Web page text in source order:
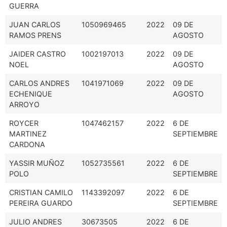
GUERRA
JUAN CARLOS
RAMOS PRENS
1050969465 2022
09 DE
AGOSTO
JAIDER CASTRO
NOEL
1002197013 2022
09 DE
AGOSTO
CARLOS ANDRES
ECHENIQUE
ARROYO
1041971069 2022
09 DE
AGOSTO
ROYCER
MARTINEZ
CARDONA
1047462157 2022
6 DE
SEPTIEMBRE
YASSIR MUÑOZ
POLO
1052735561 2022
6 DE
SEPTIEMBRE
CRISTIAN CAMILO
PEREIRA GUARDO
1143392097 2022
6 DE
SEPTIEMBRE
JULIO ANDRES
30673505 2022
6 DE